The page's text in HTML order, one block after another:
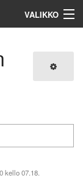
VALIKKO
kello 07.18.